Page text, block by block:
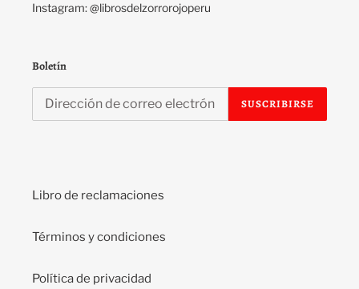
Instagram: @librosdelzorrorojoperu
Boletín
SUSCRIBIRSE
Libro de reclamaciones
Términos y condiciones
Política de privacidad